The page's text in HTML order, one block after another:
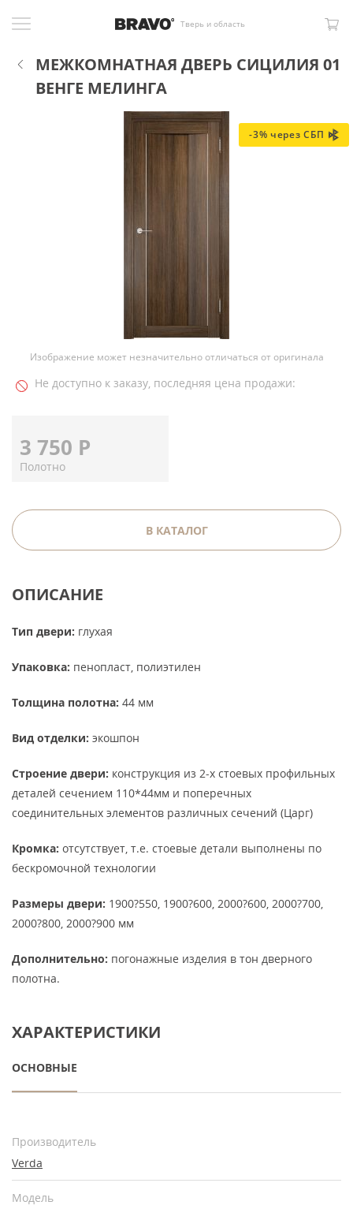
Тверь и область
МЕЖКОМНАТНАЯ ДВЕРЬ СИЦИЛИЯ 01
ВЕНГЕ МЕЛИНГА
-3% через СБП
Изображение может незначительно отличаться от оригинала
Не доступно к заказу, последняя цена продажи:
3 750 Р
Полотно
В КАТАЛОГ
ОПИСАНИЕ
Тип двери: глухая
Упаковка: пенопласт, полиэтилен
Толщина полотна: 44 мм
Вид отделки: экошпон
Строение двери: конструкция из 2-х стоевых профильных
деталей сечением 110*44мм и поперечных
соединительных элементов различных сечений (Царг)
Кромка: отсутствует, т.е. стоевые детали выполнены по
бескромочной технологии
Размеры двери: 1900?550, 1900?600, 2000?600, 2000?700,
2000?800, 2000?900 мм
Дополнительно: погонажные изделия в тон дверного
полотна.
ХАРАКТЕРИСТИКИ
ОСНОВНЫЕ
Производитель
Verda
Модель